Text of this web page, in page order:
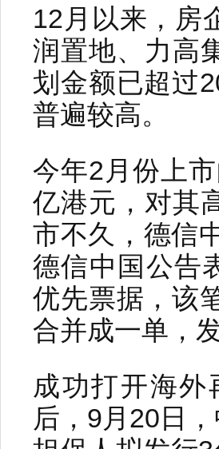
12月以来，房
润置地、力高
划金额已超过
普遍较高。
今年2月份上
亿港元，对其
市不久，德信
德信中国公告
优先票据，该
合并成一单，
成功打开海
后，9月20日